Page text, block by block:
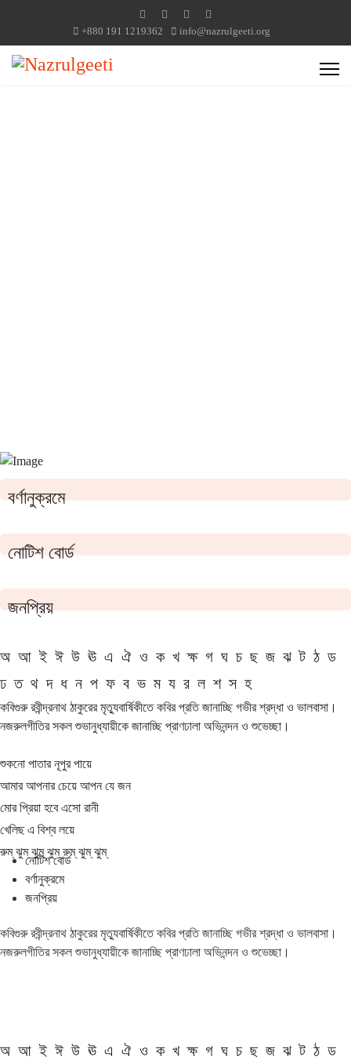
+880 191 1219362 info@nazrulgeeti.org
বর্ণানুক্রমে
নোটিশ বোর্ড
জনপ্রিয়
অ আ ই ঈ উ ঊ এ ঐ ও ক খ ক্ষ গ ঘ চ ছ জ ঝ ট ঠ ড
ঢ ত থ দ ধ ন প ফ ব ভ ম য র ল শ স হ
কবিগুরু রবীন্দ্রনাথ ঠাকুরের মৃত্যুবার্ষিকীতে কবির প্রতি জানাচ্ছি গভীর শ্রদ্ধা ও ভালবাসা।
নজরুলগীতির সকল শুভানুধ্যায়ীকে জানাচ্ছি প্রাণঢালা অভিনন্দন ও শুভেচ্ছা।
শুকনো পাতার নূপুর পায়ে
আমার আপনার চেয়ে আপন যে জন
মোর প্রিয়া হবে এসো রানী
খেলিছ এ বিশ্ব লয়ে
রুম্ ঝুম্ ঝুম্ ঝুম্ রুম্ ঝুম্ ঝুম্
নোটিশ বোর্ড
বর্ণানুক্রমে
জনপ্রিয়
কবিগুরু রবীন্দ্রনাথ ঠাকুরের মৃত্যুবার্ষিকীতে কবির প্রতি জানাচ্ছি গভীর শ্রদ্ধা ও ভালবাসা।
নজরুলগীতির সকল শুভানুধ্যায়ীকে জানাচ্ছি প্রাণঢালা অভিনন্দন ও শুভেচ্ছা।
অ আ ই ঈ উ ঊ এ ঐ ও ক খ ক্ষ গ ঘ চ ছ জ ঝ ট ঠ ড